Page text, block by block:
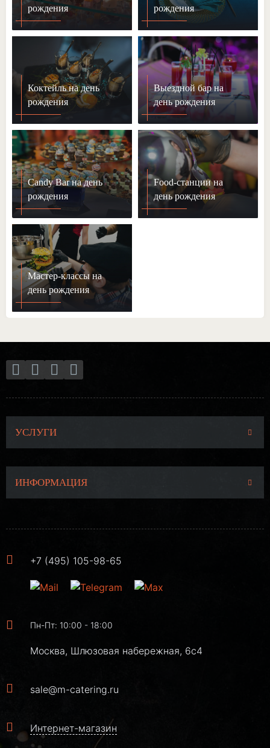
рождения
рождения
Коктейль на день
рождения
Выездной бар на
день рождения
Candy Bar на день
рождения
Food-станции на
день рождения
Мастер-классы на
день рождения
УСЛУГИ
ИНФОРМАЦИЯ
+7 (495) 105-98-65
Пн-Пт: 10:00 - 18:00
Москва, Шлюзовая набережная, 6с4
sale@m-catering.ru
Интернет-магазин